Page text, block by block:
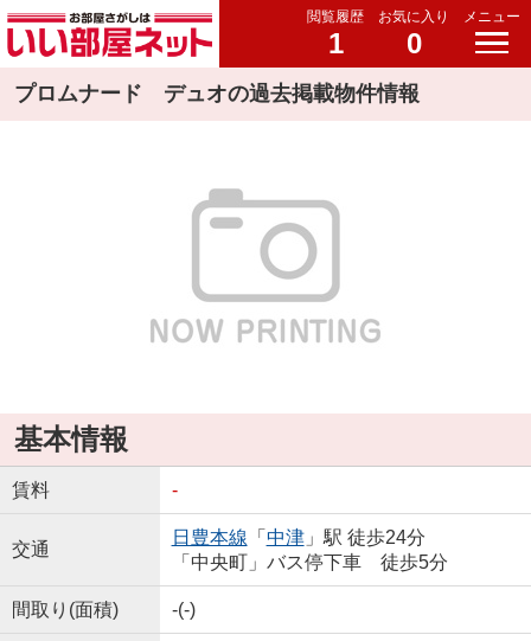
閲覧履歴
1
お気に入り
0
メニュー
プロムナード デュオの過去掲載物件情報
基本情報
賃料 -
交通
日豊本線 「 中津」駅 徒歩24分
「中央町」バス停下車 徒歩5分
間取り(面積) -(-)